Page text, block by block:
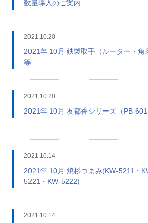
数量導入のご案内
2021.10.20
2021年 10月 鉄製取手（ルーター・角
等
2021.10.20
2021年 10月 友都香シリーズ（PB-601
2021.10.14
2021年 10月 焼杉つまみ(KW-5211・
5221・KW-5222)
2021.10.14